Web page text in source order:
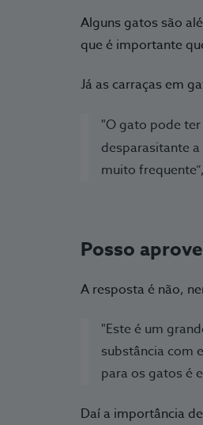
Alguns gatos são
que é importante
Já as carraças em
"O gato pode
desparasitante
muito
Posso
A resposta é não,
"Este é um
substância com
para os gatos é
Daí a importância